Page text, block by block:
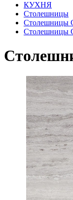
КУХНЯ
Столешницы
Столешницы